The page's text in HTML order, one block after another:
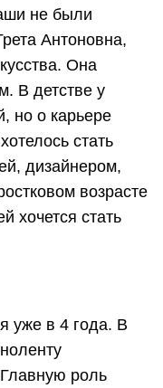
не были
Антоновна,
Она
В детстве у
но о карьере
стать
дизайнером,
возрасте
хочется стать
уже в 4 года. В
роль